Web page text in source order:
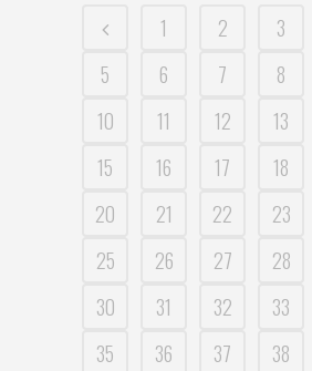
1 2 3
5
6 7 8
10
11 12 13
15
16 17 18
20
21 22 23
25
26 27 28
30
31 32 33
35
36 37 38